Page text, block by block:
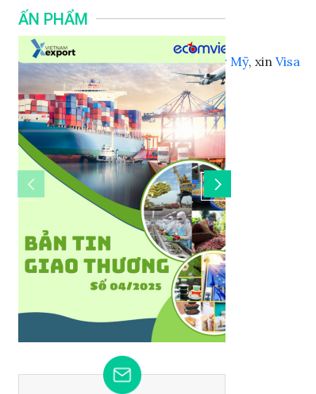
giáTour Trung Quốc, giáTour Mỹ, xin Visa
Trung Quốc
ẤN PHẨM